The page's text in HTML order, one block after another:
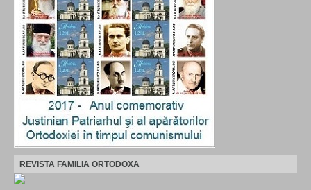
REVISTA FAMILIA ORTODOXA